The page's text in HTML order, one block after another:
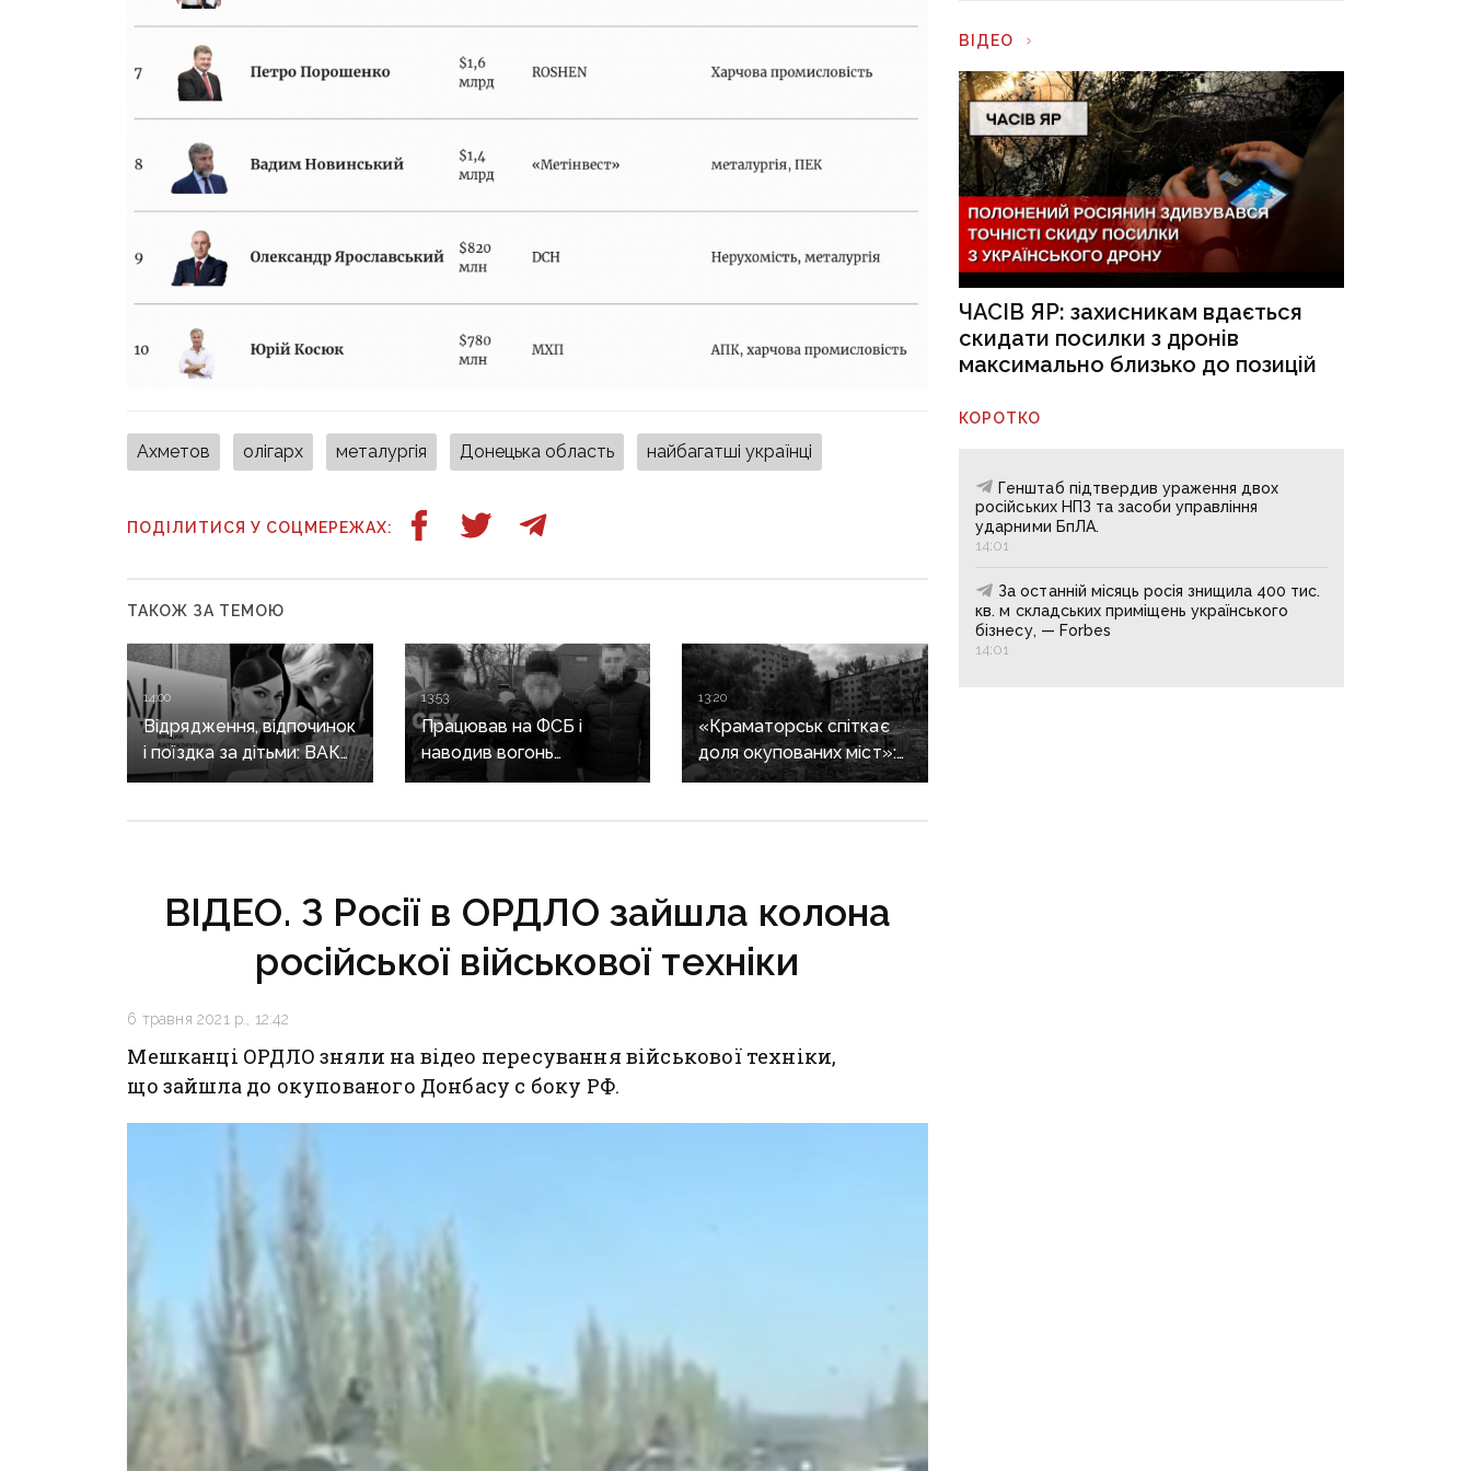
Ахметов олігарх металургія Донецька область найбагатші українці
ПОДІЛИТИСЯ У СОЦМЕРЕЖАХ:
ТАКОЖ ЗА ТЕМОЮ
14:00
Відрядження, відпочинок
і поїздка за дітьми: ВАКС
знову відмовив
13:53
Працював на ФСБ і
наводив вогонь
на позиції ЗСУ:
13:20
«Краматорськ спіткає
доля окупованих міст»:
військовий оглядач про
ВІДЕО. З Росії в ОРДЛО зайшла колона
російської військової техніки
6 травня 2021 р., 12:42
Мешканці ОРДЛО зняли на відео пересування військової техніки,
що зайшла до окупованого Донбасу с боку РФ.
ВІДЕО
ЧАСІВ ЯР: захисникам вдається
скидати посилки з дронів
максимально близько до позицій
КОРОТКО
Генштаб підтвердив ураження двох
російських НПЗ та засоби управління
ударними БпЛА.
14:01
За останній місяць росія знищила 400 тис.
кв. м складських приміщень українського
бізнесу, — Forbes
14:01